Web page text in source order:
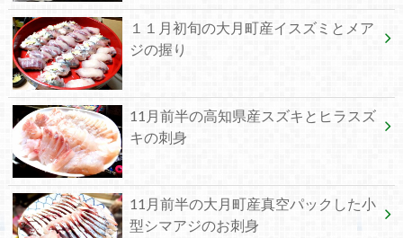
１１月初旬の大月町産イスズミとメア
ジの握り
11月前半の高知県産スズキとヒラスズ
キの刺身
11月前半の大月町産真空パックした小
型シマアジのお刺身